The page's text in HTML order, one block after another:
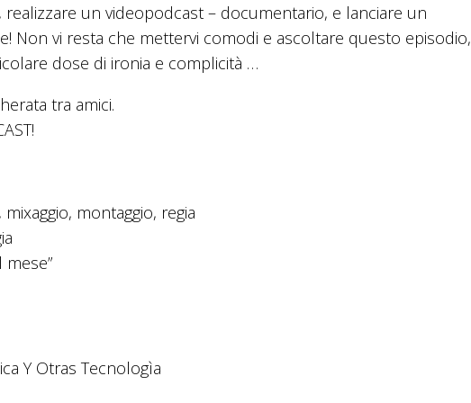
realizzare un videopodcast – documentario, e lanciare un
Non vi resta che mettervi comodi e ascoltare questo episodio,
dose di ironia e complicità …
tra amici.
montaggio, regia
Y Otras Tecnologìa